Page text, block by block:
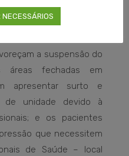
técnicas, as áreas
Covid-19 com
a suspensão do
áreas fechadas em
apresentar surto e
de unidade devido à
e os pacientes
que necessitem
de Saúde – local
NECESSÁRIOS